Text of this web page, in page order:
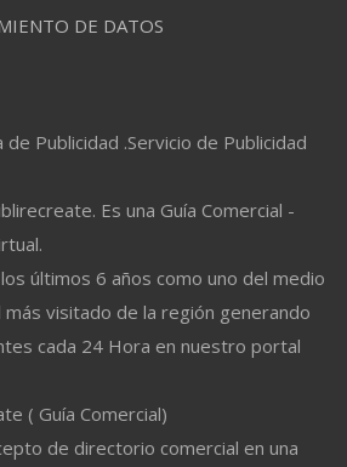
DE DATOS
Publicidad .Servicio de Publicidad
Es una Guía Comercial -
últimos 6 años como uno del medio
más visitado de la región generando
cada 24 Hora en nuestro portal
( Guía Comercial)
de directorio comercial en una